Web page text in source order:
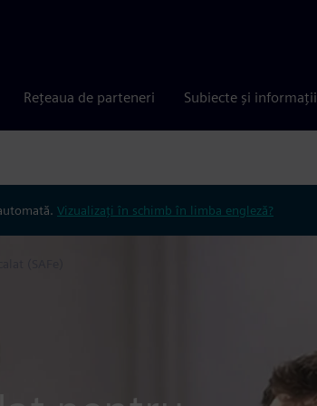
Rețeaua de parteneri Subiecte și informații
Vizualizați în schimb în limba engleză?